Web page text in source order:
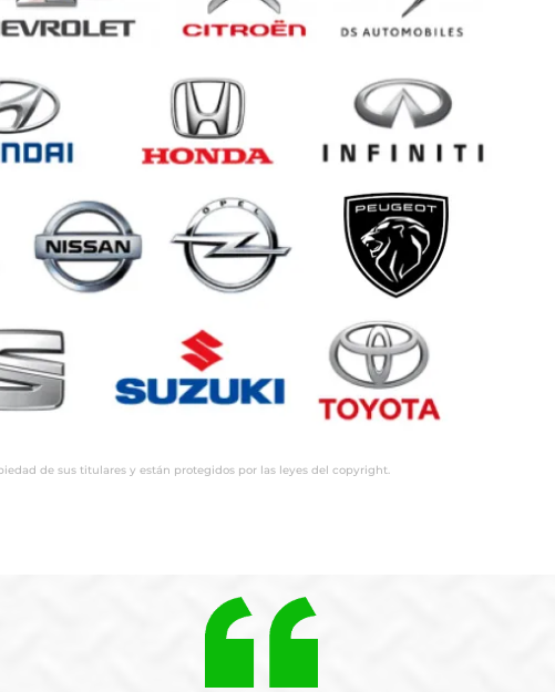
de sus titulares y están protegidos por las leyes del copyright.